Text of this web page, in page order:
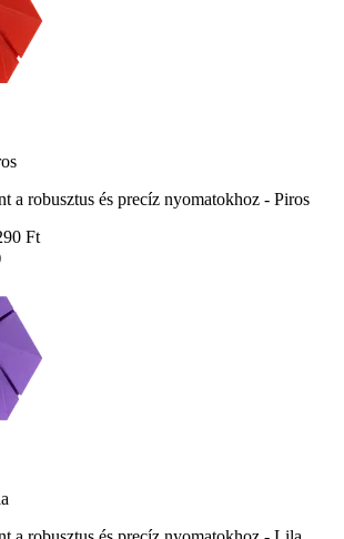
a robusztus és precíz nyomatokhoz - Piros
Ft